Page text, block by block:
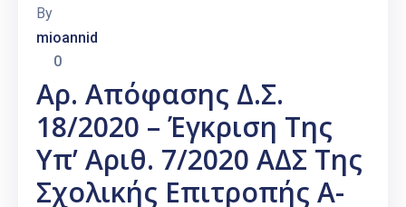
By
mioannid
0
Αρ. Απόφασης Δ.Σ.
18/2020 – Έγκριση Της
Υπ’ Αριθ. 7/2020 ΑΔΣ Της
Σχολικής Επιτροπής Α-